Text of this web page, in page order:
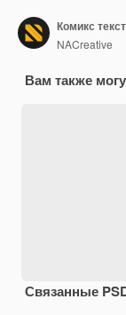
NACreative
Вам также
Связанные